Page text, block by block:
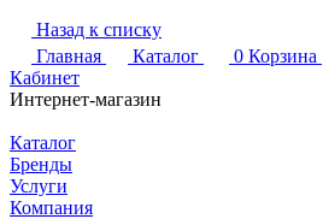
Назад к списку
Главная
Каталог 0 Корзина
Кабинет
Интернет-магазин
Каталог
Бренды
Услуги
Компания